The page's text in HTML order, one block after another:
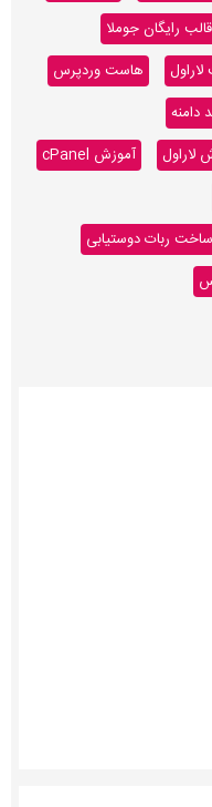
قالب رایگان جوملا
هاست وردپرس
دامنه
لاراول
آموزش cPanel
ربات دوستیابی